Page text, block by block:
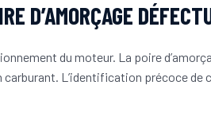
D’AMORÇAGE
du moteur. La poire
L’identification précoce de